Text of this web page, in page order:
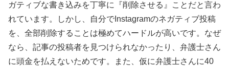
ガティブな書き込みを丁寧に『削除させる』ことだと言わ
れています。しかし、自分でInstagramのネガティブ投稿
を、全部削除することは極めてハードルが高いです。なぜ
なら、記事の投稿者を見つけられなかったり、弁護士さん
に頭金を払えないためです。また、仮に弁護士さんに40